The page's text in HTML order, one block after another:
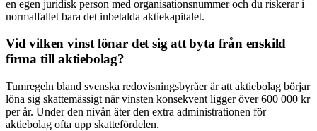
en egen juridisk person med organisationsnummer och du riskerar i
normalfallet bara det inbetalda aktiekapitalet.
Vid vilken vinst lönar det sig att byta från enskild
firma till aktiebolag?
Tumregeln bland svenska redovisningsbyråer är att aktiebolag börjar
löna sig skattemässigt när vinsten konsekvent ligger över 600 000 kr
per år. Under den nivån äter den extra administrationen för
aktiebolag ofta upp skattefördelen.